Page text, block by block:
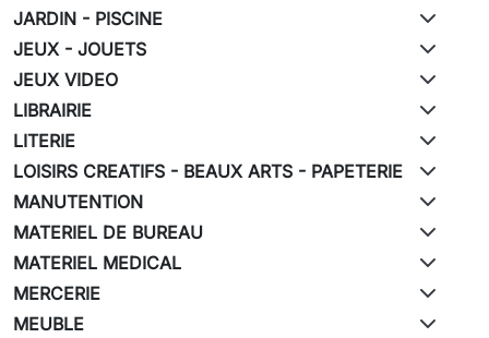
JARDIN - PISCINE
JEUX - JOUETS
JEUX VIDEO
LIBRAIRIE
LITERIE
LOISIRS CREATIFS - BEAUX ARTS - PAPETERIE
MANUTENTION
MATERIEL DE BUREAU
MATERIEL MEDICAL
MERCERIE
MEUBLE